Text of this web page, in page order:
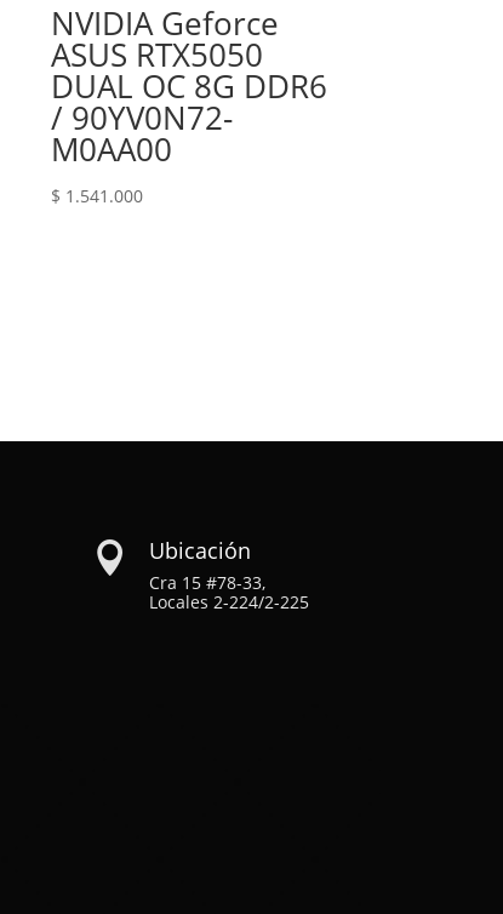
NVIDIA Geforce
ASUS RTX5050
DUAL OC 8G DDR6
/ 90YV0N72-
M0AA00
$ 1.541.000
 Ubicación
Cra 15 #78-33,
Locales 2-224/2-225